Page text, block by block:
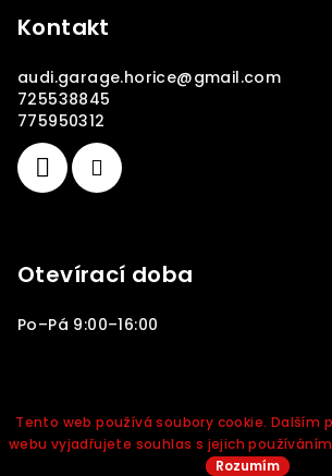
Tento web používá soubory cookie. Dalším
webu vyjadřujete souhlas s jejich
Rozumím
Kontakt
audi.garage.horice@gmail.com
725538845
775950312
Otevírací doba
Po–Pá 9:00–16:00
vyhrazena.
Vytvořil Shoptet